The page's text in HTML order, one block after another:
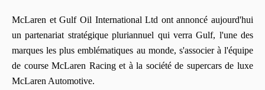
McLaren et Gulf Oil International Ltd ont annoncé aujourd'hui
un partenariat stratégique pluriannuel qui verra Gulf, l'une des
marques les plus emblématiques au monde, s'associer à l'équipe
de course McLaren Racing et à la société de supercars de luxe
McLaren Automotive.